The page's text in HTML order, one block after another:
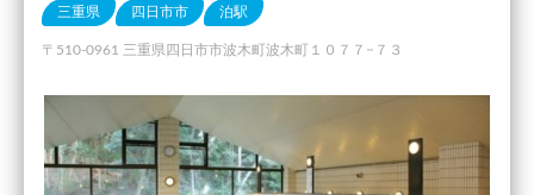
三重県 四日市市 泊駅
〒510-0961 三重県四日市市波木町波木町１０７７−７３